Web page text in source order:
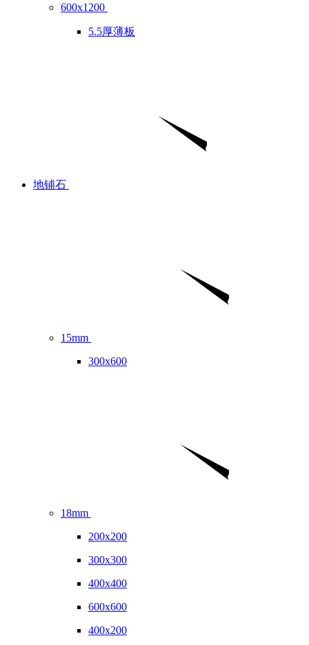
600x1200
5.5厚薄板
地铺石
15mm
300x600
18mm
200x200
300x300
400x400
600x600
400x200